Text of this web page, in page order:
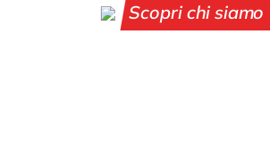
Scopri chi siamo